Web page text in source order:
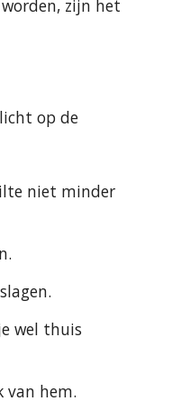
zijn het
op de
niet minder
wel thuis
van hem.